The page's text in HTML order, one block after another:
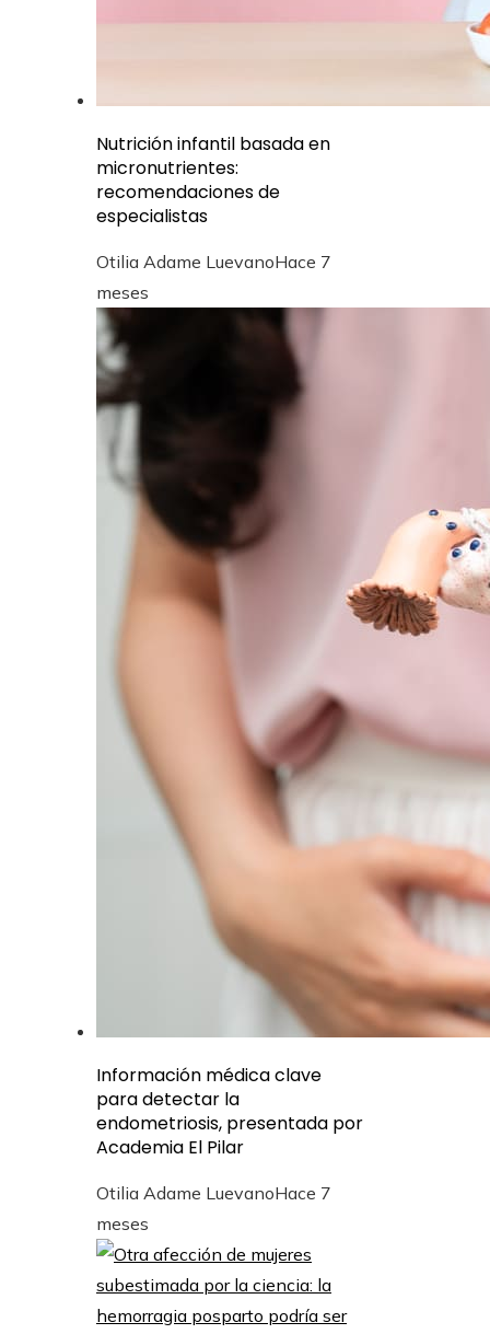
Nutrición infantil basada en
micronutrientes:
recomendaciones de
especialistas
Otilia Adame LuevanoHace 7
meses
Información médica clave
para detectar la
endometriosis, presentada por
Academia El Pilar
Otilia Adame LuevanoHace 7
meses